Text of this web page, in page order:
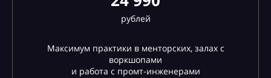
рублей
Максимум практики в менторских, залах с
воркшопами
и работа с промт-инженерами